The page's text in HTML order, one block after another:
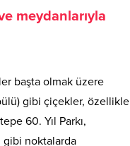
meydanlarıyla
başta olmak üzere
gibi çiçekler, özellikle
60. Yıl Parkı,
gibi noktalarda